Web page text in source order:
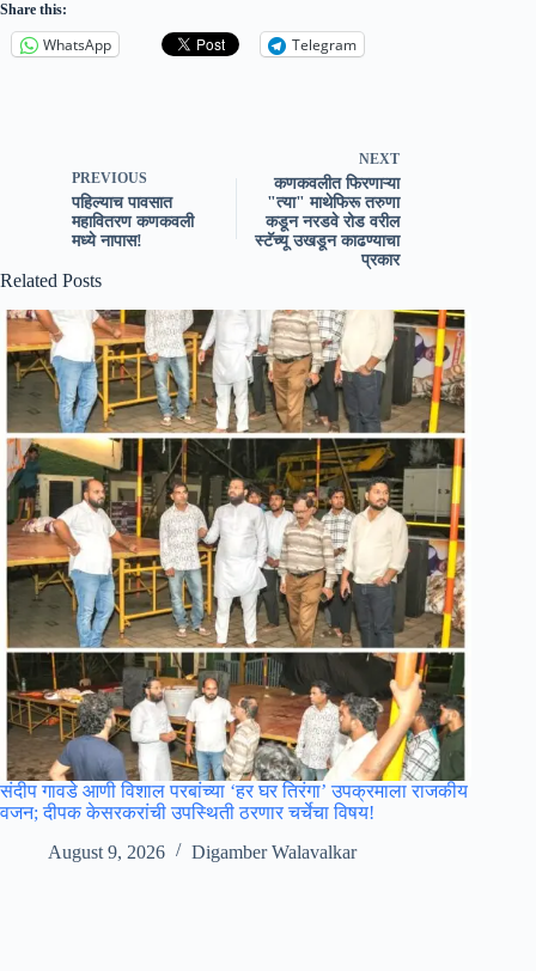
Share this:
WhatsApp Telegram
PREVIOUS
पहिल्याच पावसात
महावितरण कणकवली
मध्ये नापास!
NEXT
कणकवलीत फिरणाऱ्या
"त्या" माथेफिरू तरुणा
कडून नरडवे रोड वरील
स्टॅच्यू उखडून काढण्याचा
प्रकार
Related Posts
संदीप गावडे आणी विशाल परबांच्या ‘हर घर तिरंगा’ उपक्रमाला राजकीय
वजन; दीपक केसरकरांची उपस्थिती ठरणार चर्चेचा विषय!
August 9, 2026
Digamber Walavalkar